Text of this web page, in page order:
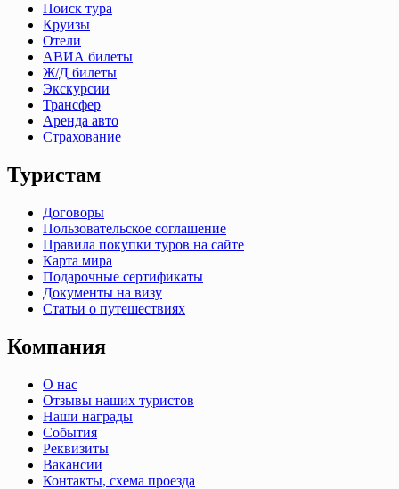
Поиск тура
Круизы
Отели
АВИА билеты
Ж/Д билеты
Экскурсии
Трансфер
Аренда авто
Страхование
Туристам
Договоры
Пользовательское соглашение
Правила покупки туров на сайте
Карта мира
Подарочные сертификаты
Документы на визу
Статьи о путешествиях
Компания
О нас
Отзывы наших туристов
Наши награды
События
Реквизиты
Вакансии
Контакты, схема проезда